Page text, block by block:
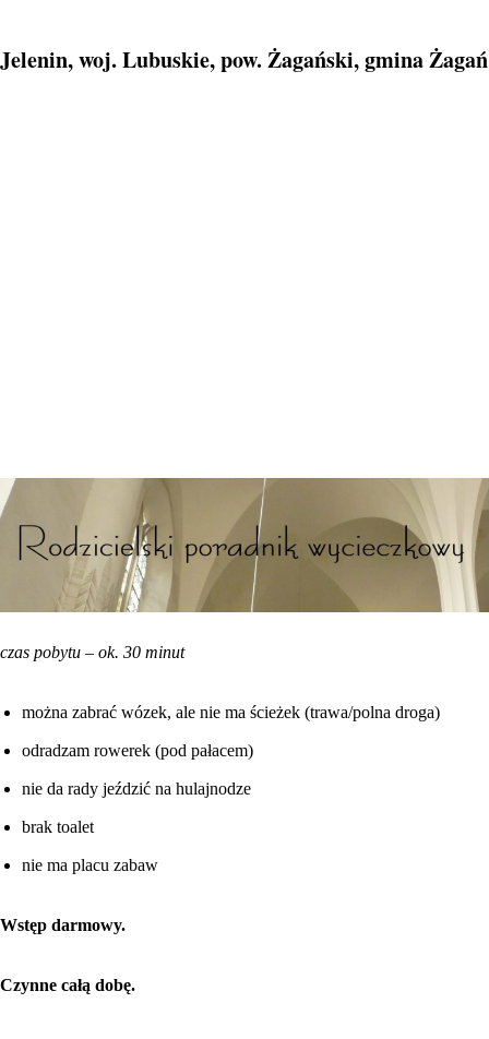
Jelenin, woj. Lubuskie, pow. Żagański, gmina Żagań
czas pobytu – ok. 30 minut
można zabrać wózek, ale nie ma ścieżek (trawa/polna droga)
odradzam rowerek (pod pałacem)
nie da rady jeździć na hulajnodze
brak toalet
nie ma placu zabaw
Wstęp darmowy.
Czynne całą dobę.